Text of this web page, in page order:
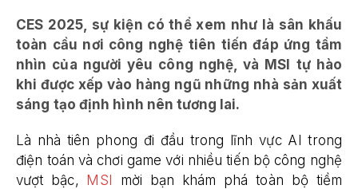
CES 2025, sự kiện có thể xem như là sân khấu
toàn cầu nơi công nghệ tiên tiến đáp ứng tầm
nhìn của người yêu công nghệ, và MSI tự hào
khi được xếp vào hàng ngũ những nhà sản xuất
sáng tạo định hình nên tương lai.
Là nhà tiên phong đi đầu trong lĩnh vực AI trong
điện toán và chơi game với nhiều tiến bộ công nghệ
vượt bậc, MSI mời bạn khám phá toàn bộ tiềm